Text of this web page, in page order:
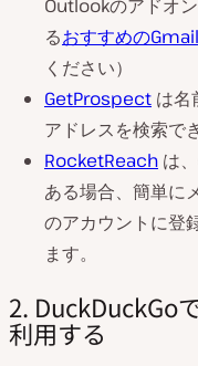
Outlookのアドオ
るおすすめの
ください）
GetProspect は名
アドレスを検索で
RocketReach は
ある場合、簡単に
のアカウントに登
ます。
2. DuckDuckGo
利用する